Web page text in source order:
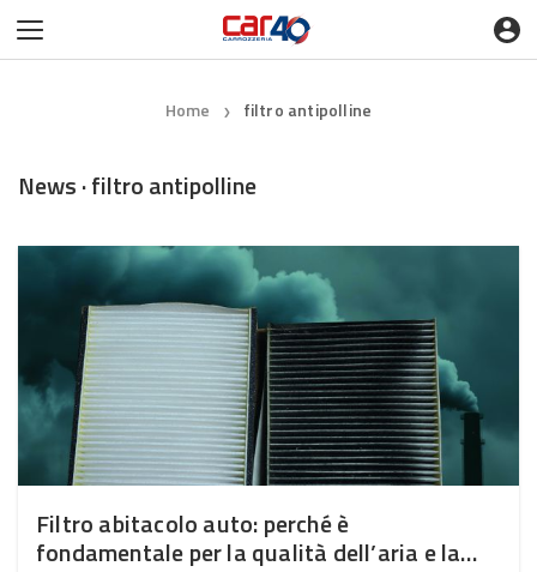
Home ❯ filtro antipolline
News · filtro antipolline
Filtro abitacolo auto: perché è
fondamentale per la qualità dell’aria e la